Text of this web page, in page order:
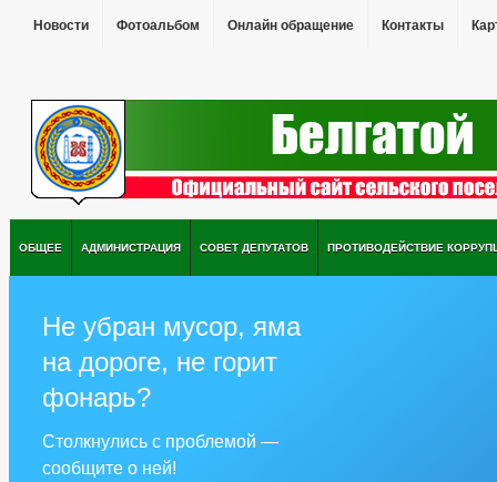
Новости Фотоальбом Онлайн обращение Контакты
ОБЩЕЕ АДМИНИСТРАЦИЯ СОВЕТ ДЕПУТАТОВ ПРОТИВОДЕЙСТВИЕ
Не убран мусор, яма
на дороге, не горит
фонарь?
Столкнулись с проблемой —
сообщите о ней!